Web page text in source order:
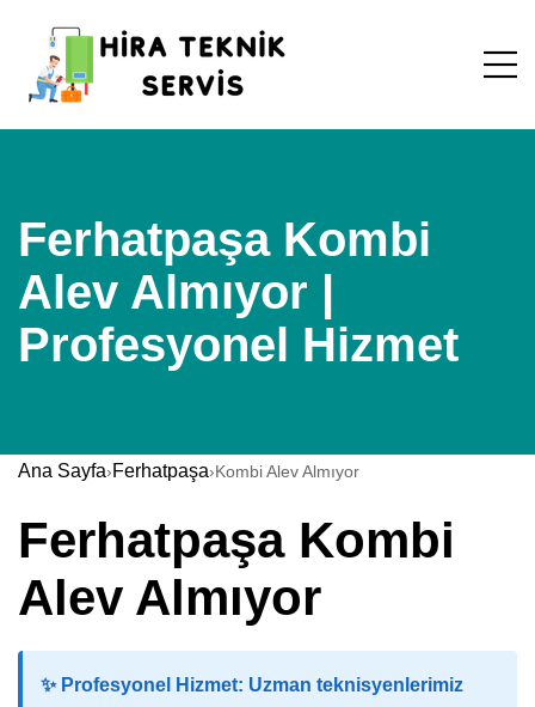
Ferhatpaşa Kombi
Alev Almıyor |
Profesyonel Hizmet
Ana Sayfa›Ferhatpaşa›Kombi Alev Almıyor
Ferhatpaşa Kombi
Alev Almıyor
✨ Profesyonel Hizmet: Uzman teknisyenlerimiz